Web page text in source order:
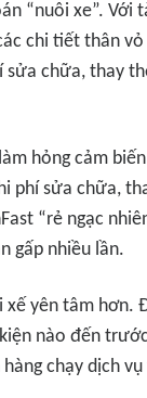
“nuôi xe”. Với
chi tiết thân
sửa chữa, thay
hỏng cảm
phí sửa chữa,
“rẻ ngạc
gấp nhiều lần.
xế yên tâm hơn.
nào đến
chạy dịch